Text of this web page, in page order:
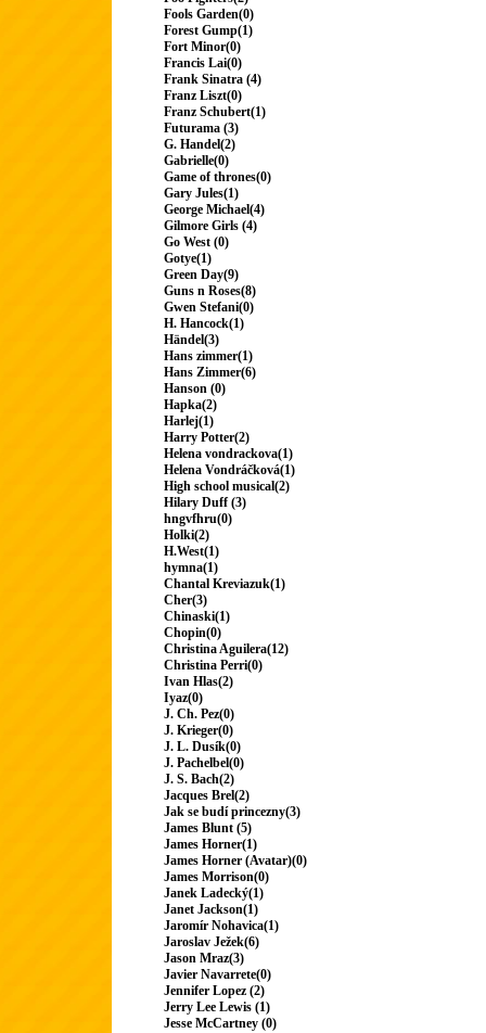
Fools Garden(0)
Forest Gump(1)
Fort Minor(0)
Francis Lai(0)
Frank Sinatra (4)
Franz Liszt(0)
Franz Schubert(1)
Futurama (3)
G. Handel(2)
Gabrielle(0)
Game of thrones(0)
Gary Jules(1)
George Michael(4)
Gilmore Girls (4)
Go West (0)
Gotye(1)
Green Day(9)
Guns n Roses(8)
Gwen Stefani(0)
H. Hancock(1)
Händel(3)
Hans zimmer(1)
Hans Zimmer(6)
Hanson (0)
Hapka(2)
Harlej(1)
Harry Potter(2)
Helena vondrackova(1)
Helena Vondráčková(1)
High school musical(2)
Hilary Duff (3)
hngvfhru(0)
Holki(2)
H.West(1)
hymna(1)
Chantal Kreviazuk(1)
Cher(3)
Chinaski(1)
Chopin(0)
Christina Aguilera(12)
Christina Perri(0)
Ivan Hlas(2)
Iyaz(0)
J. Ch. Pez(0)
J. Krieger(0)
J. L. Dusík(0)
J. Pachelbel(0)
J. S. Bach(2)
Jacques Brel(2)
Jak se budí princezny(3)
James Blunt (5)
James Horner(1)
James Horner (Avatar)(0)
James Morrison(0)
Janek Ladecký(1)
Janet Jackson(1)
Jaromír Nohavica(1)
Jaroslav Ježek(6)
Jason Mraz(3)
Javier Navarrete(0)
Jennifer Lopez (2)
Jerry Lee Lewis (1)
Jesse McCartney (0)